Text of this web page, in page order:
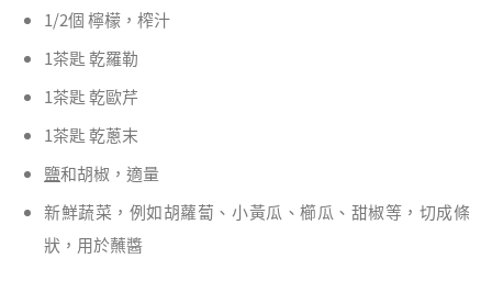
1/2個 檸檬，榨汁
1茶匙 乾羅勒
1茶匙 乾歐芹
1茶匙 乾蔥末
鹽和胡椒，適量
新鮮蔬菜，例如胡蘿蔔、小黃瓜、櫛瓜、甜椒等，切成條
狀，用於蘸醬